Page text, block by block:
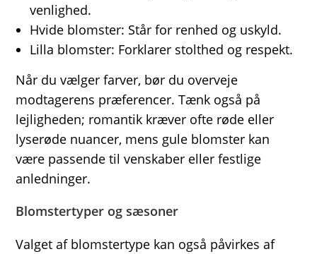
venlighed.
Hvide blomster: Står for renhed og uskyld.
Lilla blomster: Forklarer stolthed og respekt.
Når du vælger farver, bør du overveje
modtagerens præferencer. Tænk også på
lejligheden; romantik kræver ofte røde eller
lyserøde nuancer, mens gule blomster kan
være passende til venskaber eller festlige
anledninger.
Blomstertyper og sæsoner
Valget af blomstertype kan også påvirkes af